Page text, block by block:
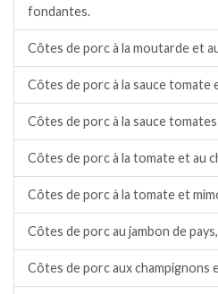
fondantes.
Côtes de porc à la moutarde et
Côtes de porc à la sauce tomate
Côtes de porc à la sauce
Côtes de porc à la tomate et au
Côtes de porc à la tomate et
Côtes de porc au jambon de
Côtes de porc aux champignons